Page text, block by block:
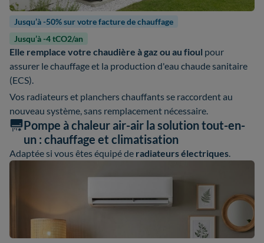
Jusqu’à -50% sur votre facture de chauffage
Jusqu’à -4 tCO2/an
Elle remplace votre chaudière à gaz ou au fioul pour
assurer le chauffage et la production d'eau chaude sanitaire
(ECS).
Vos radiateurs et planchers chauffants se raccordent au
nouveau système, sans remplacement nécessaire.
Pompe à chaleur air-air la solution tout-en-
un : chauffage et climatisation
Adaptée si vous êtes équipé de radiateurs électriques